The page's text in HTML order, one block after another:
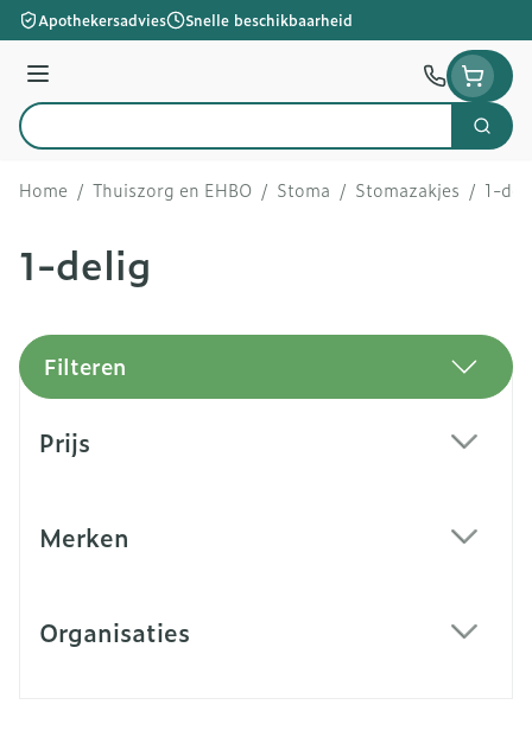
Ga naar de inhoud
Apothekersadvies Snelle beschikbaarheid
Menu
Product, merk, categorie...
Zoek
Home / Thuiszorg en EHBO / Stoma / Stomazakjes / 1-
1-delig
Filteren
Prijs
Merken
Organisaties